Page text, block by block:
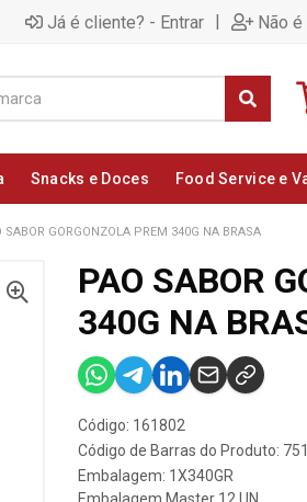
Já é cliente? - Entrar | Não
Snacks e Doces Food Service e
SABOR GORGONZOLA PREM 340G NA BRASA
PAO SABOR
340G NA
Código: 161802
Código de Barras do Produto:
Embalagem: 1X340GR